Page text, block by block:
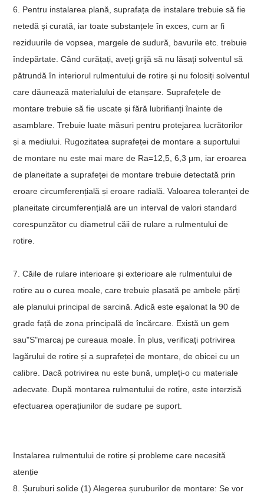
6. Pentru instalarea plană, suprafața de instalare trebuie să fie
netedă și curată, iar toate substanțele în exces, cum ar fi
reziduurile de vopsea, margele de sudură, bavurile etc. trebuie
îndepărtate. Când curățați, aveți grijă să nu lăsați solventul să
pătrundă în interiorul rulmentului de rotire și nu folosiți solventul
care dăunează materialului de etanșare. Suprafețele de
montare trebuie să fie uscate și fără lubrifianți înainte de
asamblare. Trebuie luate măsuri pentru protejarea lucrătorilor
și a mediului. Rugozitatea suprafeței de montare a suportului
de montare nu este mai mare de Ra=12,5, 6,3 μm, iar eroarea
de planeitate a suprafeței de montare trebuie detectată prin
eroare circumferențială și eroare radială. Valoarea toleranței de
planeitate circumferențială are un interval de valori standard
corespunzător cu diametrul căii de rulare a rulmentului de
rotire.
7. Căile de rulare interioare și exterioare ale rulmentului de
rotire au o curea moale, care trebuie plasată pe ambele părți
ale planului principal de sarcină. Adică este eșalonat la 90 de
grade față de zona principală de încărcare. Există un gem
sau"S"marcaj pe cureaua moale. În plus, verificați potrivirea
lagărului de rotire și a suprafeței de montare, de obicei cu un
calibre. Dacă potrivirea nu este bună, umpleți-o cu materiale
adecvate. După montarea rulmentului de rotire, este interzisă
efectuarea operațiunilor de sudare pe suport.
Instalarea rulmentului de rotire și probleme care necesită
atenție
8. Șuruburi solide (1) Alegerea șuruburilor de montare: Se vor